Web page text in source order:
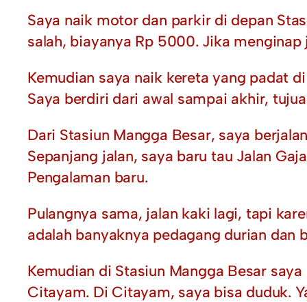
Saya naik motor dan parkir di depan
salah, biayanya Rp 5000. Jika menginap
Kemudian saya naik kereta yang padat
Saya berdiri dari awal sampai akhir,
Dari Stasiun Mangga Besar, saya
Sepanjang jalan, saya baru tau Jalan
Pengalaman baru.
Pulangnya sama, jalan kaki lagi, tapi
adalah banyaknya pedagang durian dan
Kemudian di Stasiun Mangga Besar
Citayam. Di Citayam, saya bisa duduk.